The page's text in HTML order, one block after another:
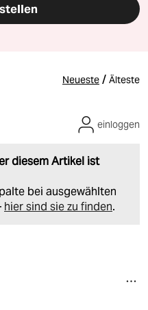
Neueste / Älteste
diesem Artikel ist
bei ausgewählten
hier sind sie zu finden.
einloggen